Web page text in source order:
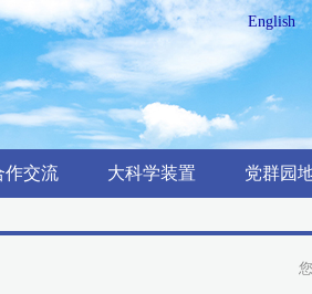
English
作交流 大科学装置 党群园